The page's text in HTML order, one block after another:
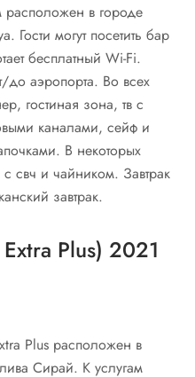
расположен в городе
Гости могут посетить бар
бесплатный Wi-Fi.
до аэропорта. Во всех
гостиная зона, тв с
каналами, сейф и
В некоторых
свч и чайником. Завтрак
завтрак.
Plus) 2021
Plus расположен в
Сирай. К услугам